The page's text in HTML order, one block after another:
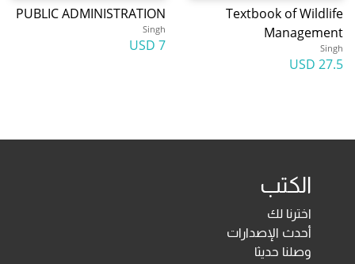
Textbook of Wildlife
Management
Singh
27.5 USD
PUBLIC ADMINISTRATION
Singh
7 USD
الكتب
اخترنا لك
أحدث الإصدارات
وصلنا حديثا